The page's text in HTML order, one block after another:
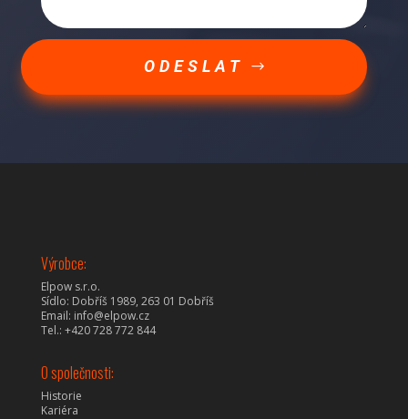
ODESLAT
Výrobce:
Elpow s.r.o.
Sídlo: Dobříš 1989, 263 01 Dobříš
Email: info@elpow.cz
Tel.: +420 728 772 844
O společnosti:
Historie
Kariéra